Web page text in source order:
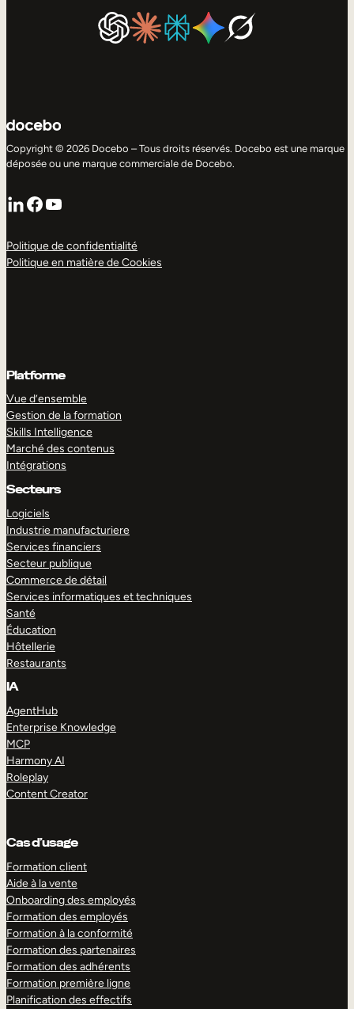
Copyright © 2026 Docebo – Tous droits réservés. Docebo est une marque
déposée ou une marque commerciale de Docebo.
LinkedIn
Facebook
YouTube
Politique de confidentialité
Politique en matière de Cookies
Platforme
Vue d’ensemble
Gestion de la formation
Skills Intelligence
Marché des contenus
Intégrations
Secteurs
Logiciels
Industrie manufacturiere
Services financiers
Secteur publique
Commerce de détail
Services informatiques et techniques
Santé
Éducation
Hôtellerie
Restaurants
IA
AgentHub
Enterprise Knowledge
MCP
Harmony AI
Roleplay
Content Creator
Cas d’usage
Formation client
Aide à la vente
Onboarding des employés
Formation des employés
Formation à la conformité
Formation des partenaires
Formation des adhérents
Formation première ligne
Planification des effectifs